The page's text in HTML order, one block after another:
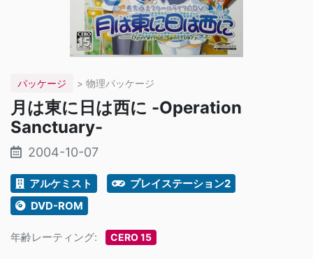
パッケージ > 物理パッケージ
月は東に日は西に -Operation
Sanctuary-
2004-10-07
アルケミスト
プレイステーション2
DVD-ROM
年齢レーティング: CERO 15